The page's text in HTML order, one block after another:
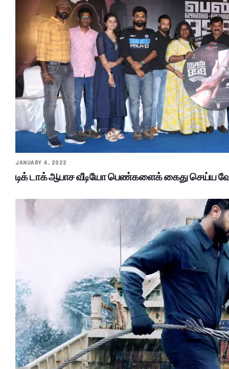
JANUARY 4, 2022
டிக் டாக் ஆபாச வீடியோ பெண்களைக் கைது செய்ய